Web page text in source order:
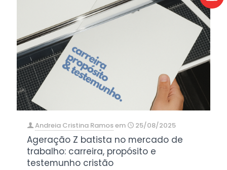
Andreia Cristina Ramosem 25/08/2025
Ageração Z batista no mercado de
trabalho: carreira, propósito e
testemunho cristão